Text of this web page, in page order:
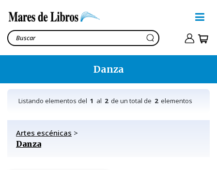
Danza
Listando elementos del 1 al 2de un total de 2elementos
Artes escénicas >
Danza